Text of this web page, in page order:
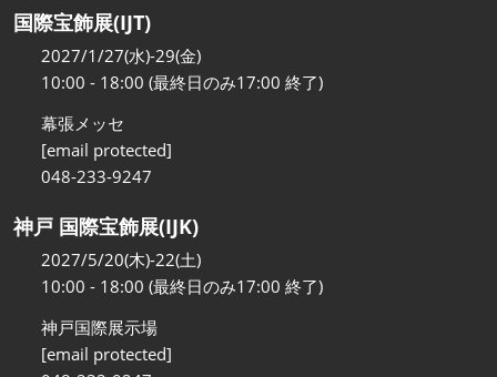
国際宝飾展(IJT)
2027/1/27(水)-29(金)
10:00 - 18:00 (最終日のみ17:00 終了)
幕張メッセ
[email protected]
048-233-9247
神戸 国際宝飾展(IJK)
2027/5/20(木)-22(土)
10:00 - 18:00 (最終日のみ17:00 終了)
神戸国際展示場
[email protected]